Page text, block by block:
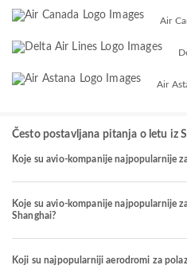
Air
Air
Često postavljana pitanja o letu iz
Koje su avio-kompanije najpopularnije
Koje su avio-kompanije najpopularnije
Shanghai?
Koji su najpopularniji aerodromi za